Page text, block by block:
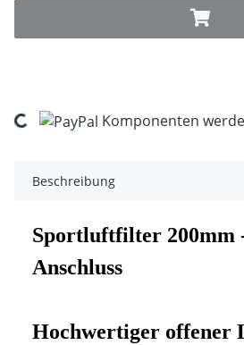
Loading... Komponenten
Beschreibung
Sportluftfilter 200mm
Anschluss
Hochwertiger